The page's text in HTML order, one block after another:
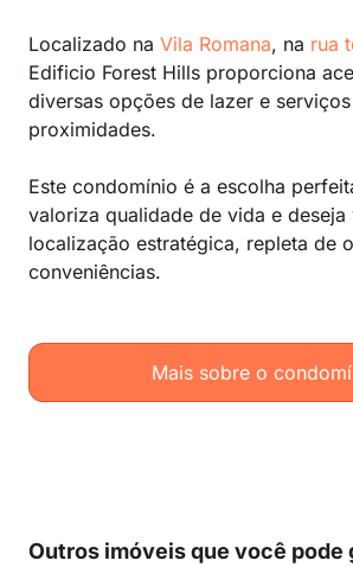
Localizado na Vila Romana, na rua
Edificio Forest Hills proporciona
diversas opções de lazer e
proximidades.
Este condomínio é a escolha
valoriza qualidade de vida e deseja
localização estratégica, repleta de
conveniências.
Mais sobre o
Outros imóveis que você pode